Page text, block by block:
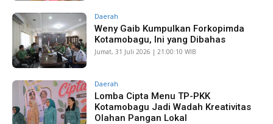
Daerah
Weny Gaib Kumpulkan Forkopimda
Kotamobagu, Ini yang Dibahas
Jumat, 31 Juli 2026 | 21:00:10 WIB
Daerah
Lomba Cipta Menu TP-PKK
Kotamobagu Jadi Wadah Kreativitas
Olahan Pangan Lokal